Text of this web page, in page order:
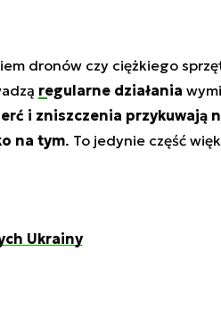
dronów czy ciężkiego
regularne działania
i zniszczenia przykuwają
na tym. To jedynie część
Ukrainy